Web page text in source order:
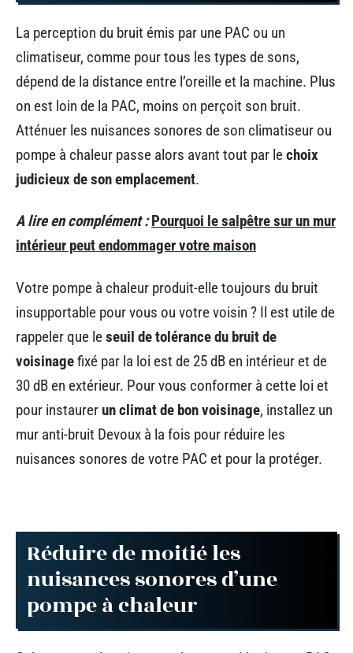
La perception du bruit émis par une PAC ou un
climatiseur, comme pour tous les types de sons,
dépend de la distance entre l’oreille et la machine. Plus
on est loin de la PAC, moins on perçoit son bruit.
Atténuer les nuisances sonores de son climatiseur ou
pompe à chaleur passe alors avant tout par lechoix
judicieux de son emplacement.
A lire en complément : Pourquoi le salpêtre sur un mur
intérieur peut endommager votre maison
Votre pompe à chaleur produit-elle toujours du bruit
insupportable pour vous ou votre voisin ? Il est utile de
rappeler que leseuil de tolérance du bruit de
voisinagefixé par la loi est de 25 dB en intérieur et de
30 dB en extérieur. Pour vous conformer à cette loi et
pour instaurer un climat de bon voisinage, installez un
mur anti-bruit Devoux à la fois pour réduire les
nuisances sonores de votre PAC et pour la protéger.
Réduire de moitié les
nuisances sonores d’une
pompe à chaleur